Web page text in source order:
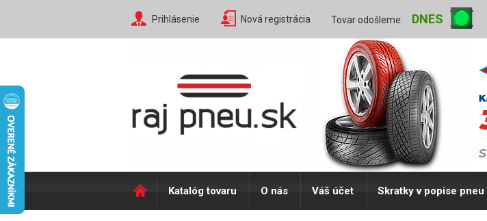
Prihlásenie Nová registrácia Tovar odošleme: DNES
Katalóg tovaru O nás Váš účet Skratky v popise pneu